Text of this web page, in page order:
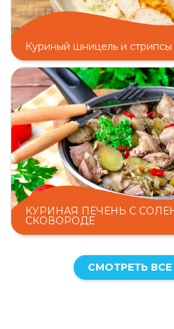
Куриный шницель и стрипсы
КУРИНАЯ ПЕЧЕНЬ С
СКОВОРОДЕ
СМОТРЕТЬ